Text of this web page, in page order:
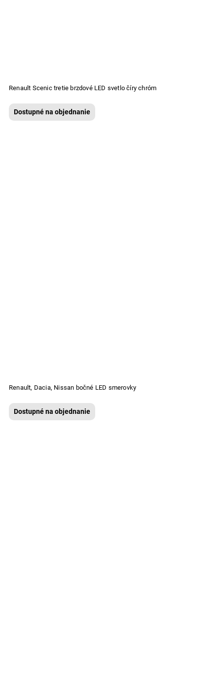
Renault Scenic tretie brzdové LED svetlo číry chróm
Dostupné na objednanie
Renault, Dacia, Nissan bočné LED smerovky
Dostupné na objednanie